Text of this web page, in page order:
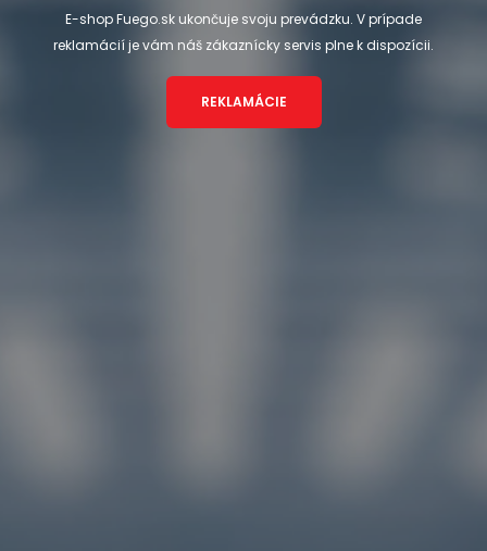
E-shop Fuego.sk ukončuje svoju prevádzku. V prípade
reklamácií je vám náš zákaznícky servis plne k dispozícii.
REKLAMÁCIE